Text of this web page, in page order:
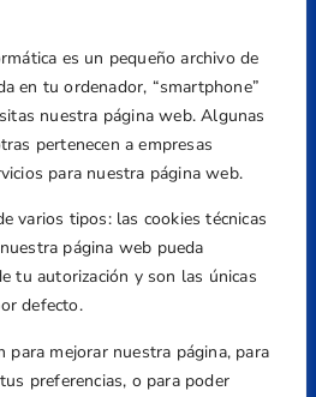
es un pequeño archivo de
en tu ordenador, “smartphone”
nuestra página web. Algunas
pertenecen a empresas
para nuestra página web.
varios tipos: las cookies técnicas
página web pueda
tu autorización y son las únicas
defecto.
para mejorar nuestra página, para
preferencias, o para poder
Dirección
Carrer d'Isaac Peral i
2 y 3, 46980,
Valencia
367 799
Email
Legal